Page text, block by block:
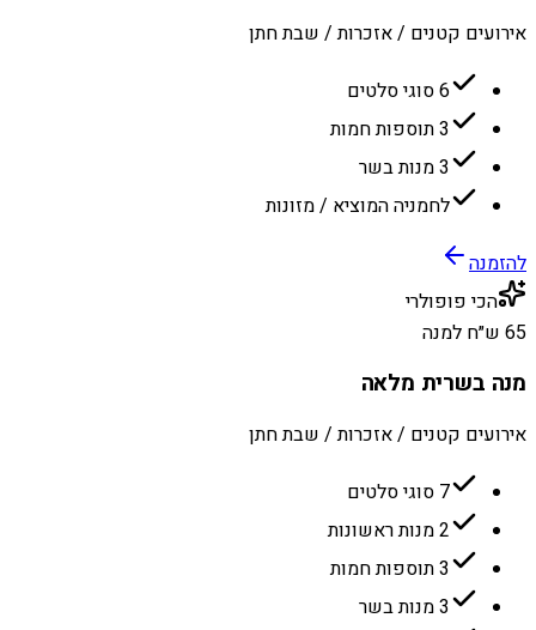
אירועים קטנים / אזכרות / שבת חתן
6 סוגי סלטים
3 תוספות חמות
3 מנות בשר
לחמניה המוציא / מזונות
להזמנה
הכי פופולרי
65 ש״ח למנה
מנה בשרית מלאה
אירועים קטנים / אזכרות / שבת חתן
7 סוגי סלטים
2 מנות ראשונות
3 תוספות חמות
3 מנות בשר